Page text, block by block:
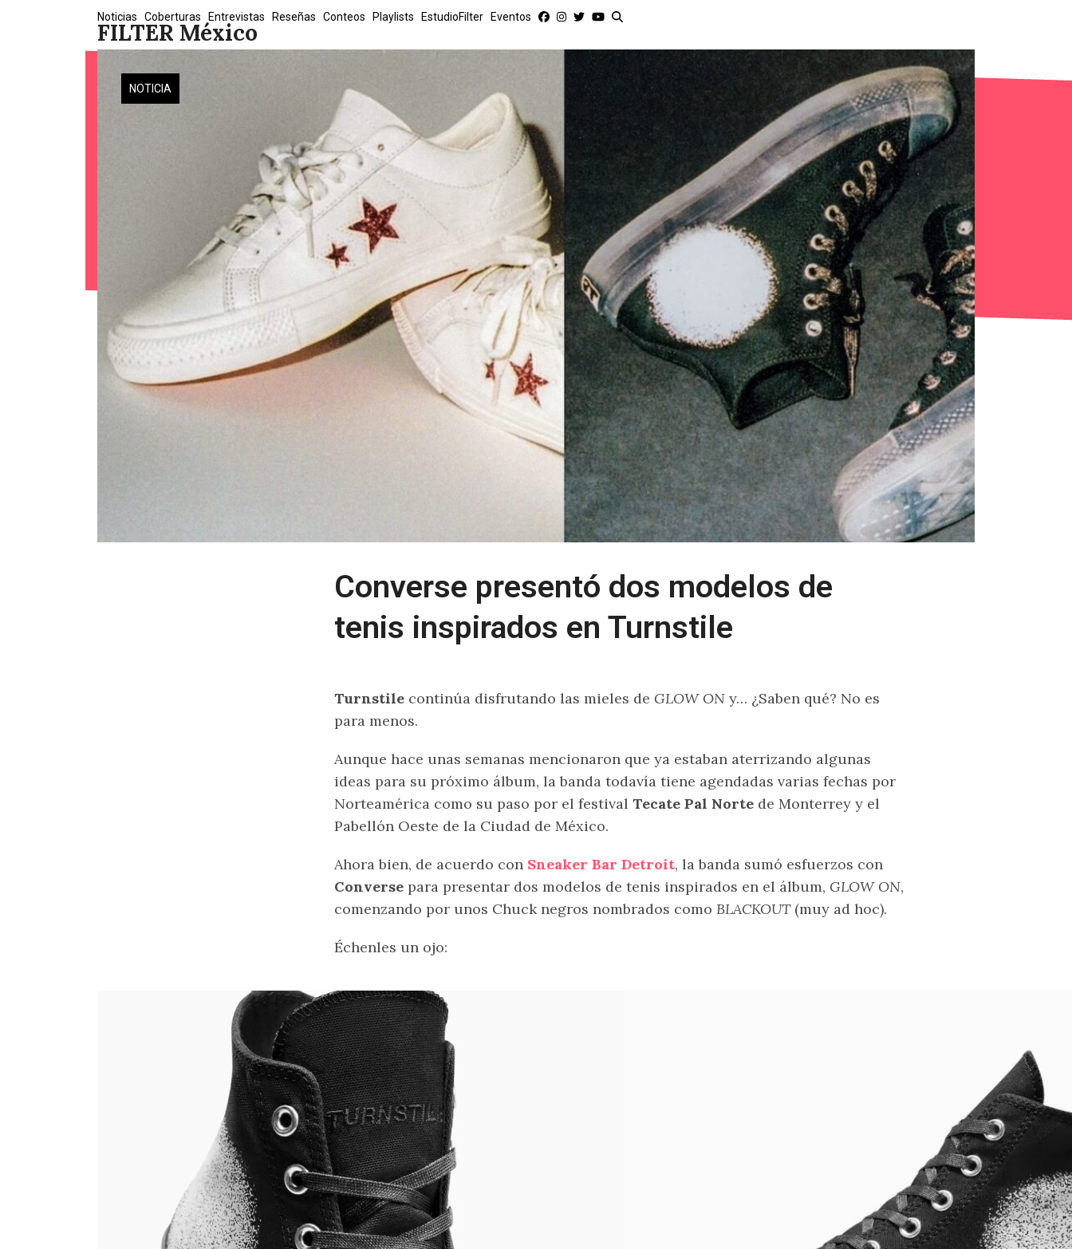
FILTER México
Noticias Coberturas Entrevistas Reseñas Conteos Playlists EstudioFilter Eventos
NOTICIA
Converse presentó dos modelos de
tenis inspirados en Turnstile
Turnstile continúa disfrutando las mieles de GLOW ON y… ¿Saben qué? No es
para menos.
Aunque hace unas semanas mencionaron que ya estaban aterrizando algunas
ideas para su próximo álbum, la banda todavía tiene agendadas varias fechas por
Norteamérica como su paso por el festival Tecate Pal Norte de Monterrey y el
Pabellón Oeste de la Ciudad de México.
Ahora bien, de acuerdo con Sneaker Bar Detroit, la banda sumó esfuerzos con
Converse para presentar dos modelos de tenis inspirados en el álbum, GLOW ON,
comenzando por unos Chuck negros nombrados como BLACKOUT(muy ad hoc).
Échenles un ojo: